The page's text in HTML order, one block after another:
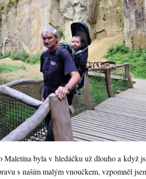
Maletína byla v hledáčku už dlouho a když
s naším malým vnoučkem, vzpomněl